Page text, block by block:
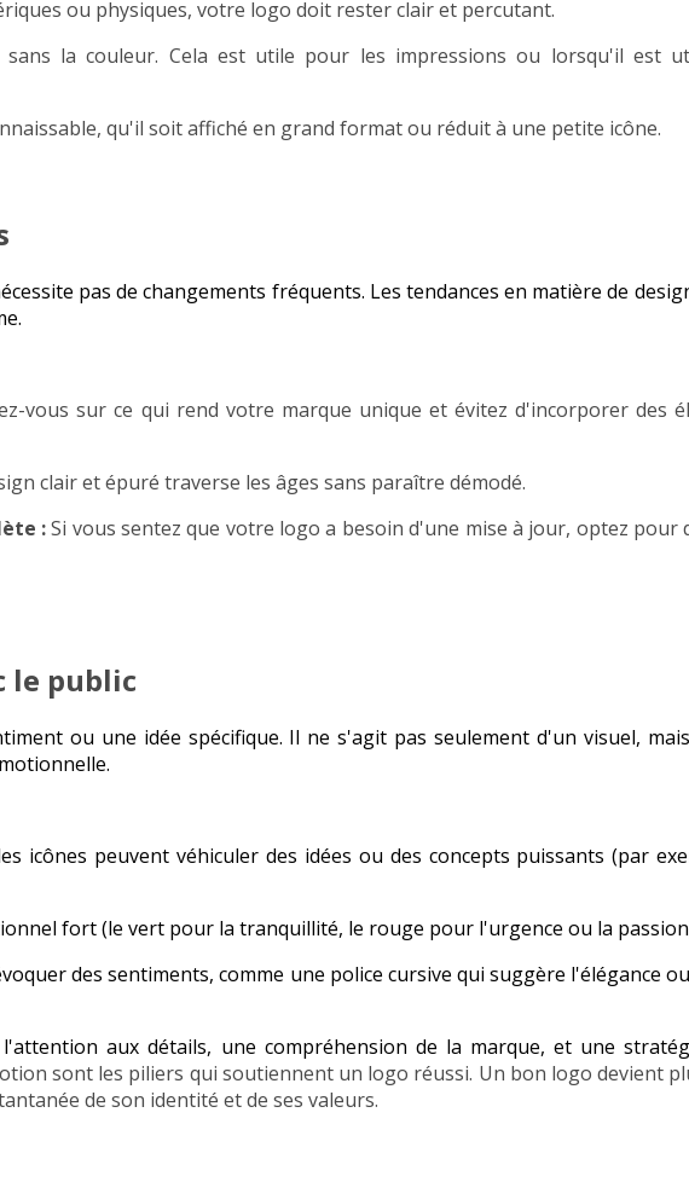
ou physiques, votre logo doit rester clair et percutant.
la couleur. Cela est utile pour les impressions ou lorsqu'il est
qu'il soit affiché en grand format ou réduit à une petite icône.
pas de changements fréquents. Les tendances en matière de
vous sur ce qui rend votre marque unique et évitez d'incorporer des
clair et épuré traverse les âges sans paraître démodé.
:Si vous sentez que votre logo a besoin d'une mise à jour, optez pour
le public
ou une idée spécifique. Il ne s'agit pas seulement d'un visuel,
icônes peuvent véhiculer des idées ou des concepts puissants (par
fort (le vert pour la tranquillité, le rouge pour l'urgence ou la
des sentiments, comme une police cursive qui suggère l'élégance
aux détails, une compréhension de la marque, et une
sont les piliers qui soutiennent un logo réussi. Un bon logo devient
de son identité et de ses valeurs.